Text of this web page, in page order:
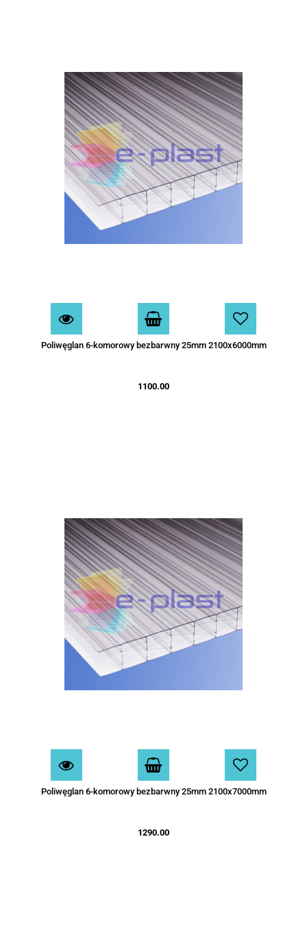
Poliwęglan 6-komorowy bezbarwny 25mm 2100x6000mm
1100.00
Poliwęglan 6-komorowy bezbarwny 25mm 2100x7000mm
1290.00